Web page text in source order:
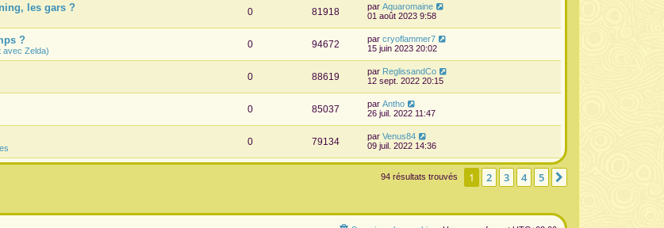
les gars ? 0 81918 par Aquaromaine
01 août 2023 9:58
?
avec Zelda)
0 94672 par cryoflammer7
15 juin 2023 20:02
0 88619 par ReglissandCo
12 sept. 2022 20:15
0 85037 par Antho
26 juil. 2022 11:47
0 79134 par Venus84
09 juil. 2022 14:36
94 résultats trouvés 1 2 3 4 5